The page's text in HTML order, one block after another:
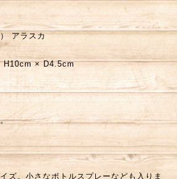
アラスカ
H10cm × D4.5cm
ズ。小さなボトルスプレーなども入りま